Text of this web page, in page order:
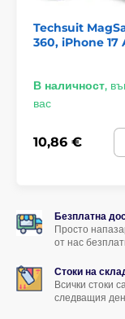
Techsuit
360, iPhone 17
В наличност,
вас
10,86 €
Безплатна
Просто
от нас
Стоки на
Всички стоки
следващия